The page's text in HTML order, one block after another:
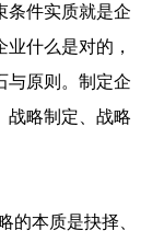
条件实质就是企
什么是对的，
与原则。制定企
战略制定、战略
的本质是抉择、